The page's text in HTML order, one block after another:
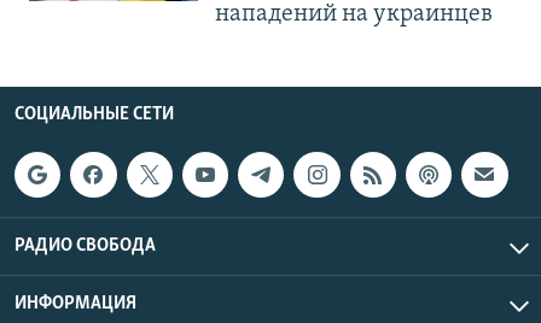
нападений на украинцев
СОЦИАЛЬНЫЕ СЕТИ
РАДИО СВОБОДА
ИНФОРМАЦИЯ